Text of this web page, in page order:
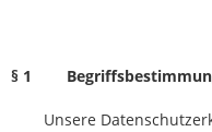
§ 1
Unsere